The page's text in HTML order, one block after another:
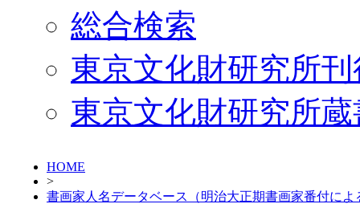
総合検索
東京文化財研究所
東京文化財研究所
HOME
>
書画家人名データベース（明治大正期書画家番付によ